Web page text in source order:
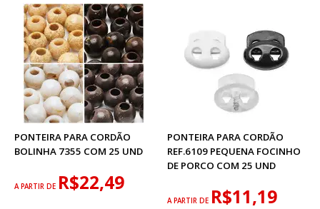
PONTEIRA PARA CORDÃO
BOLINHA 7355 COM 25 UND
A PARTIR DE R$22,49
PONTEIRA PARA CORDÃO
REF.6109 PEQUENA FOCINHO
DE PORCO COM 25 UND
A PARTIR DE R$11,19